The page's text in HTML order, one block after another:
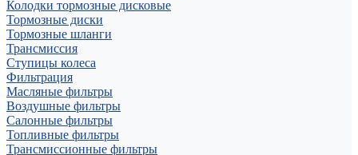
Колодки тормозные дисковые
Тормозные диски
Тормозные шланги
Трансмиссия
Ступицы колеса
Фильтрация
Масляные фильтры
Воздушные фильтры
Салонные фильтры
Топливные фильтры
Трансмиссионные фильтры